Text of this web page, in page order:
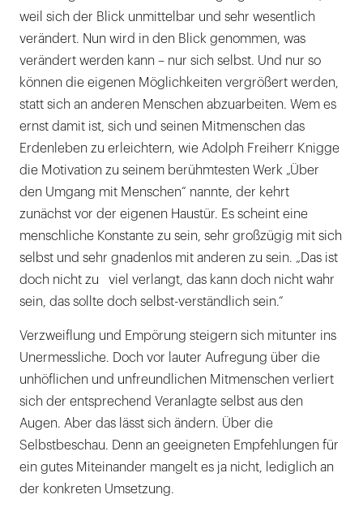
weil sich der Blick unmittelbar und sehr wesentlich
verändert. Nun wird in den Blick genommen, was
verändert werden kann – nur sich selbst. Und nur so
können die eigenen Möglichkeiten vergrößert werden,
statt sich an anderen Menschen abzuarbeiten. Wem es
ernst damit ist, sich und seinen Mitmenschen das
Erdenleben zu erleichtern, wie Adolph Freiherr Knigge
die Motivation zu seinem berühmtesten Werk „Über
den Umgang mit Menschen“ nannte, der kehrt
zunächst vor der eigenen Haustür. Es scheint eine
menschliche Konstante zu sein, sehr großzügig mit sich
selbst und sehr gnadenlos mit anderen zu sein. „Das ist
doch nicht zu viel verlangt, das kann doch nicht wahr
sein, das sollte doch selbst-verständlich sein.“
Verzweiflung und Empörung steigern sich mitunter ins
Unermessliche. Doch vor lauter Aufregung über die
unhöflichen und unfreundlichen Mitmenschen verliert
sich der entsprechend Veranlagte selbst aus den
Augen. Aber das lässt sich ändern. Über die
Selbstbeschau. Denn an geeigneten Empfehlungen für
ein gutes Miteinander mangelt es ja nicht, lediglich an
der konkreten Umsetzung.